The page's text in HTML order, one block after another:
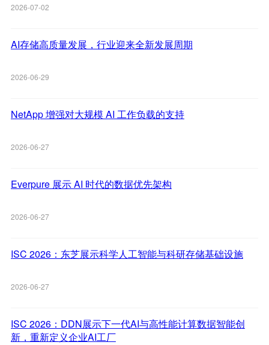
2026-07-02
AI存储高质量发展，行业迎来全新发展周期
2026-06-29
NetApp 增强对大规模 AI 工作负载的支持
2026-06-27
Everpure 展示 AI 时代的数据优先架构
2026-06-27
ISC 2026：东芝展示科学人工智能与科研存储基础设施
2026-06-27
ISC 2026：DDN展示下一代AI与高性能计算数据智能创
新，重新定义企业AI工厂